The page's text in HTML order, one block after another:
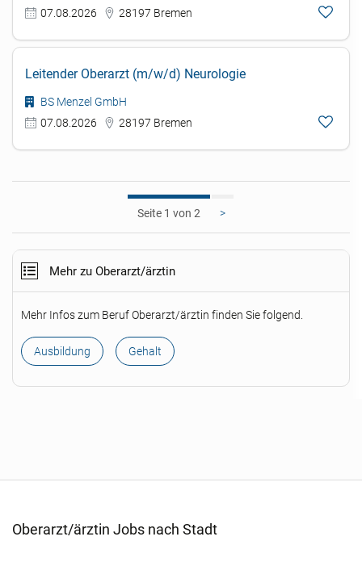
07.08.2026 28197 Bremen
Leitender Oberarzt (m/w/d) Neurologie
BS Menzel GmbH
07.08.2026
28197 Bremen
1 >
Mehr zu Oberarzt/ärztin
Mehr Infos zum Beruf Oberarzt/ärztin finden Sie folgend.
Ausbildung Gehalt
Oberarzt/ärztin Jobs nach Stadt